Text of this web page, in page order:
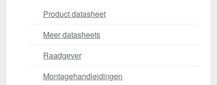
Product datasheet
Meer datasheets
Raadgever
Montagehandleidingen